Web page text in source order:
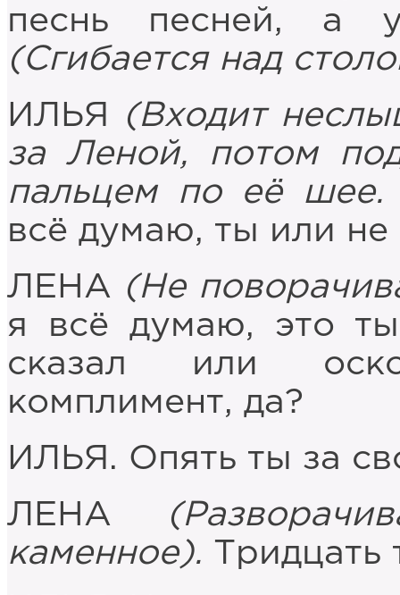
песнь песней, а
(Сгибается над
ИЛЬЯ
(Входит
за Леной, потом
пальцем по её шее.
всё думаю, ты или
ЛЕНА (Не
я всё думаю, это
сказал или
комплимент, да?
ИЛЬЯ. Опять ты за
ЛЕНА
каменное). Тридцать